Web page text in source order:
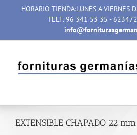
HORARIO TIENDA:LUNES A VIERNES
TELF. 96 341 53 35 -
EXTENSIBLE CHAPADO 22 mm